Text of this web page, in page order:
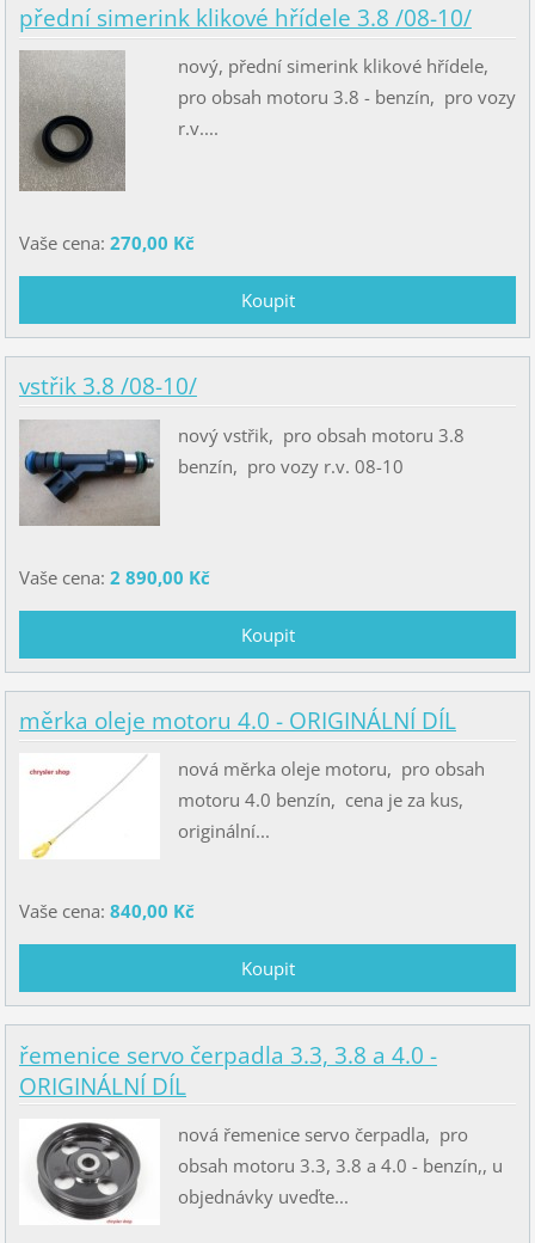
přední simerink klikové hřídele 3.8 /08-10/
nový, přední simerink klikové hřídele,
pro obsah motoru 3.8 - benzín, pro vozy
r.v....
Vaše cena: 270,00 Kč
vstřik 3.8 /08-10/
nový vstřik, pro obsah motoru 3.8
benzín, pro vozy r.v. 08-10
Vaše cena: 2 890,00 Kč
měrka oleje motoru 4.0 - ORIGINÁLNÍ DÍL
nová měrka oleje motoru, pro obsah
motoru 4.0 benzín, cena je za kus,
originální...
Vaše cena: 840,00 Kč
řemenice servo čerpadla 3.3, 3.8 a 4.0 -
ORIGINÁLNÍ DÍL
nová řemenice servo čerpadla, pro
obsah motoru 3.3, 3.8 a 4.0 - benzín,, u
objednávky uveďte...